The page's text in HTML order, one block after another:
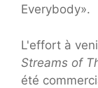
Everybody».
L'effort à
Streams of
été